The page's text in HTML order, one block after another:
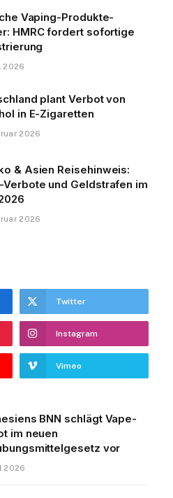
Vaping-Produkte-
HMRC fordert sofortige
2026
plant Verbot von
in E-Zigaretten
2026
& Asien Reisehinweis:
Verbote und Geldstrafen im
2026
Twitter
Instagram
Vimeo
BNN schlägt Vape-
im neuen
vor
2026